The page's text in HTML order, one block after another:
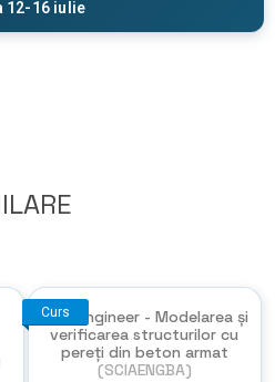
12-16 iulie
Curs
SCIA Engineer - Modelarea și
verificarea structurilor cu
pereți din beton armat
(SCIAENGBA)